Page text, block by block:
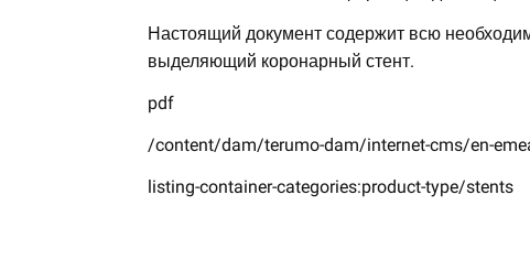
Настоящий документ содержит всю
выделяющий коронарный стент.
pdf
/content/dam/terumo-dam/internet-cms/en-
listing-container-categories:product-type/stents